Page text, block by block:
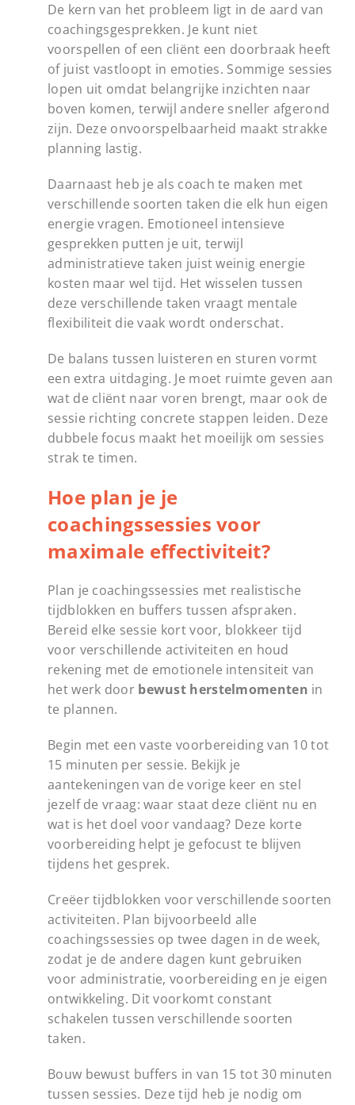
De kern van het probleem ligt in de aard van
coachingsgesprekken. Je kunt niet
voorspellen of een cliënt een doorbraak heeft
of juist vastloopt in emoties. Sommige sessies
lopen uit omdat belangrijke inzichten naar
boven komen, terwijl andere sneller afgerond
zijn. Deze onvoorspelbaarheid maakt strakke
planning lastig.
Daarnaast heb je als coach te maken met
verschillende soorten taken die elk hun eigen
energie vragen. Emotioneel intensieve
gesprekken putten je uit, terwijl
administratieve taken juist weinig energie
kosten maar wel tijd. Het wisselen tussen
deze verschillende taken vraagt mentale
flexibiliteit die vaak wordt onderschat.
De balans tussen luisteren en sturen vormt
een extra uitdaging. Je moet ruimte geven aan
wat de cliënt naar voren brengt, maar ook de
sessie richting concrete stappen leiden. Deze
dubbele focus maakt het moeilijk om sessies
strak te timen.
Hoe plan je je
coachingssessies voor
maximale effectiviteit?
Plan je coachingssessies met realistische
tijdblokken en buffers tussen afspraken.
Bereid elke sessie kort voor, blokkeer tijd
voor verschillende activiteiten en houd
rekening met de emotionele intensiteit van
het werk door bewust herstelmomenten in
te plannen.
Begin met een vaste voorbereiding van 10 tot
15 minuten per sessie. Bekijk je
aantekeningen van de vorige keer en stel
jezelf de vraag: waar staat deze cliënt nu en
wat is het doel voor vandaag? Deze korte
voorbereiding helpt je gefocust te blijven
tijdens het gesprek.
Creëer tijdblokken voor verschillende soorten
activiteiten. Plan bijvoorbeeld alle
coachingssessies op twee dagen in de week,
zodat je de andere dagen kunt gebruiken
voor administratie, voorbereiding en je eigen
ontwikkeling. Dit voorkomt constant
schakelen tussen verschillende soorten
taken.
Bouw bewust buffers in van 15 tot 30 minuten
tussen sessies. Deze tijd heb je nodig om